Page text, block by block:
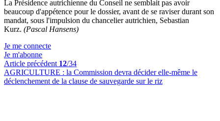
La Présidence autrichienne du Conseil ne semblait pas avoir
beaucoup d'appétence pour le dossier, avant de se raviser durant son
mandat, sous l'impulsion du chancelier autrichien, Sebastian
Kurz. (Pascal Hansens)
Je me connecte
Je m'abonne
Article précédent 12/34
AGRICULTURE : la Commission devra décider elle-même le
déclenchement de la clause de sauvegarde sur le riz